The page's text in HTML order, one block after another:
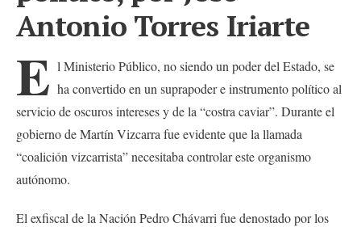
Antonio Torres Iriarte
E l Ministerio Público, no siendo un poder del Estado, se
ha convertido en un suprapoder e instrumento político al
servicio de oscuros intereses y de la “costra caviar”. Durante el
gobierno de Martín Vizcarra fue evidente que la llamada
“coalición vizcarrista” necesitaba controlar este organismo
autónomo.
El exfiscal de la Nación Pedro Chávarri fue denostado por los